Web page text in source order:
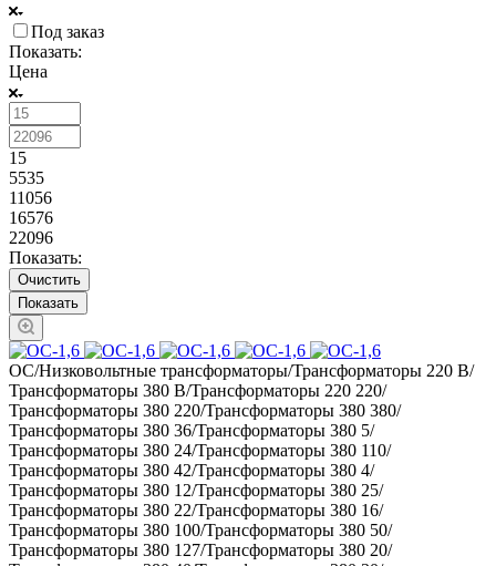
Под заказ
Показать:
Цена
15
5535
11056
16576
22096
Показать:
Очистить
ОС/Низковольтные трансформаторы/Трансформаторы 220 В/
Трансформаторы 380 В/Трансформаторы 220 220/
Трансформаторы 380 220/Трансформаторы 380 380/
Трансформаторы 380 36/Трансформаторы 380 5/
Трансформаторы 380 24/Трансформаторы 380 110/
Трансформаторы 380 42/Трансформаторы 380 4/
Трансформаторы 380 12/Трансформаторы 380 25/
Трансформаторы 380 22/Трансформаторы 380 16/
Трансформаторы 380 100/Трансформаторы 380 50/
Трансформаторы 380 127/Трансформаторы 380 20/